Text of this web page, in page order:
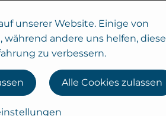
unserer Website. Einige von
während andere uns helfen, diese
zu verbessern.
Alle Cookies zulassen